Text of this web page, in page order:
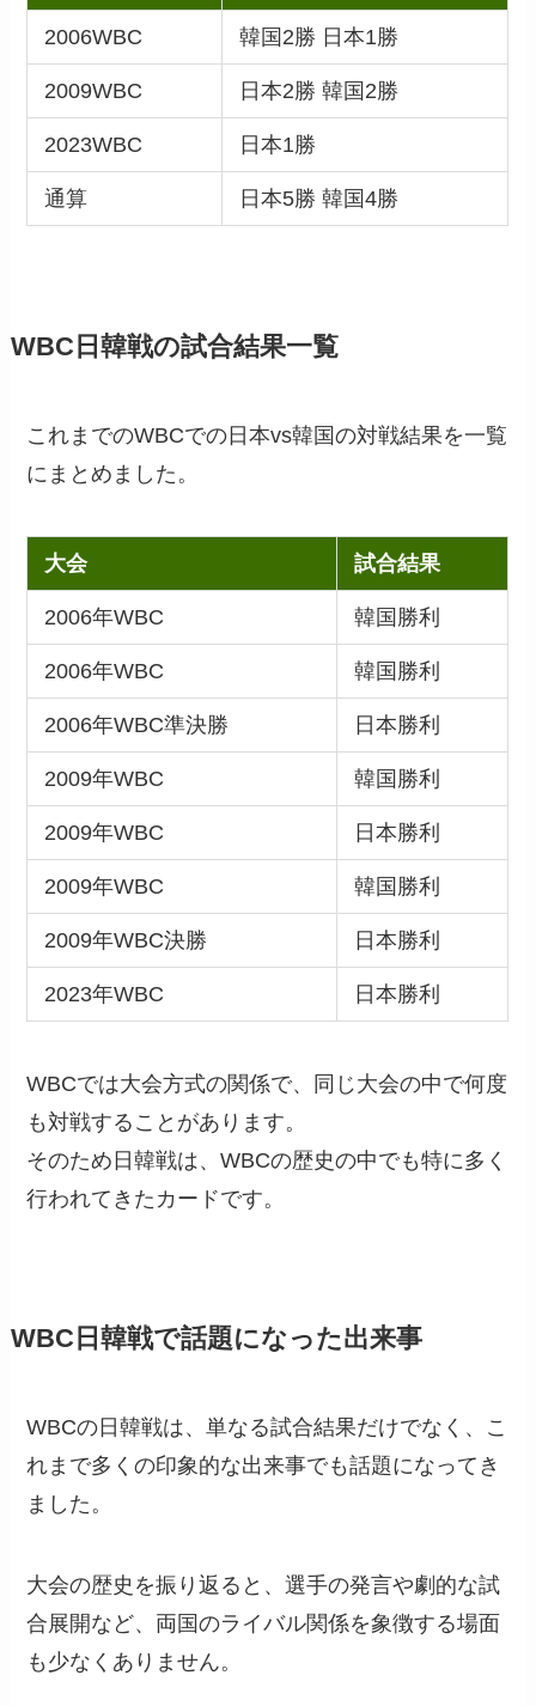
2006WBC 韓国2勝 日本1勝
2009WBC 日本2勝 韓国2勝
2023WBC 日本1勝
通算 日本5勝 韓国4勝
WBC日韓戦の試合結果一覧
これまでのWBCでの日本vs韓国の対戦結果を一覧
にまとめました。
大会 試合結果
2006年WBC 韓国勝利
2006年WBC 韓国勝利
2006年WBC準決勝 日本勝利
2009年WBC 韓国勝利
2009年WBC 日本勝利
2009年WBC 韓国勝利
2009年WBC決勝 日本勝利
2023年WBC 日本勝利
WBCでは大会方式の関係で、同じ大会の中で何度
も対戦することがあります。
そのため日韓戦は、WBCの歴史の中でも特に多く
行われてきたカードです。
WBC日韓戦で話題になった出来事
WBCの日韓戦は、単なる試合結果だけでなく、こ
れまで多くの印象的な出来事でも話題になってき
ました。
大会の歴史を振り返ると、選手の発言や劇的な試
合展開など、両国のライバル関係を象徴する場面
も少なくありません。